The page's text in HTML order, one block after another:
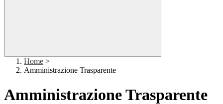
Home >
Amministrazione Trasparente
Amministrazione Trasparente